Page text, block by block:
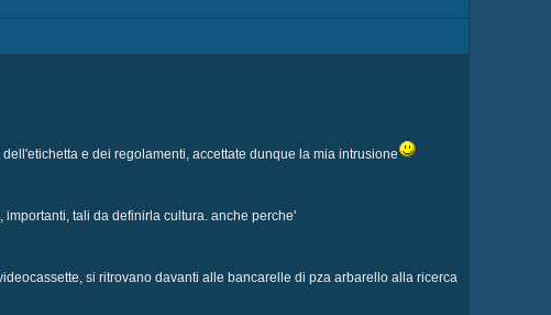
e dei regolamenti, accettate dunque la mia intrusione
tali da definirla cultura. anche perche'
si ritrovano davanti alle bancarelle di pza arbarello alla ricerca